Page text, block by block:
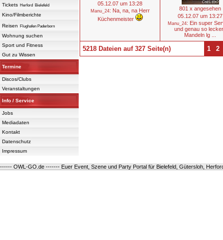
Tickets Herford Bielefeld
Kino/Filmberichte
Reisen
Flughafen Paderborn
Wohnung suchen
Sport und Fitness
Gut zu Wissen
Termine
Discos/Clubs
Veranstaltungen
Info / Service
Jobs
Mediadaten
Kontakt
Datenschutz
Impressum
05.12.07 um 13:28
Manu_24: Na, na, na Herr
Küchenmeister
801 x angesehen
05.12.07 um 13:27
Manu_24: Ein super
und genau so
Mandeln lg ...
5218 Dateien auf 327 Seite(n) 1 2
------ OWL-GO.de ------- Euer Event, Szene und Party Portal für Bielefeld, Gütersloh,